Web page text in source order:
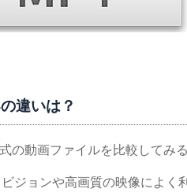
違いは？
の動画ファイルを比較してみ
ジョンや高画質の映像によく